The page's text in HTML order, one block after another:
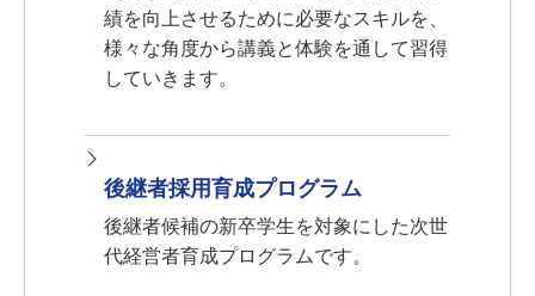
績を向上させるために必要なスキルを、
様々な角度から講義と体験を通して習得
していきます。
後継者採用育成プログラム
後継者候補の新卒学生を対象にした次世
代経営者育成プログラムです。